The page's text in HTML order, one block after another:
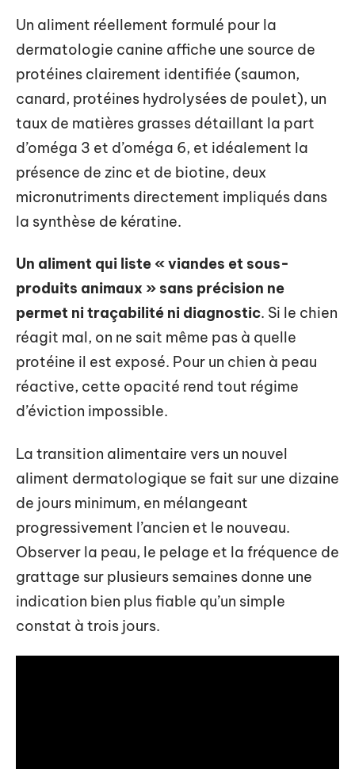
Un aliment réellement formulé pour la
dermatologie canine affiche une source de
protéines clairement identifiée (saumon,
canard, protéines hydrolysées de poulet), un
taux de matières grasses détaillant la part
d’oméga 3 et d’oméga 6, et idéalement la
présence de zinc et de biotine, deux
micronutriments directement impliqués dans
la synthèse de kératine.
Un aliment qui liste « viandes et sous-
produits animaux » sans précision ne
permet ni traçabilité ni diagnostic. Si le chien
réagit mal, on ne sait même pas à quelle
protéine il est exposé. Pour un chien à peau
réactive, cette opacité rend tout régime
d’éviction impossible.
La transition alimentaire vers un nouvel
aliment dermatologique se fait sur une dizaine
de jours minimum, en mélangeant
progressivement l’ancien et le nouveau.
Observer la peau, le pelage et la fréquence de
grattage sur plusieurs semaines donne une
indication bien plus fiable qu’un simple
constat à trois jours.